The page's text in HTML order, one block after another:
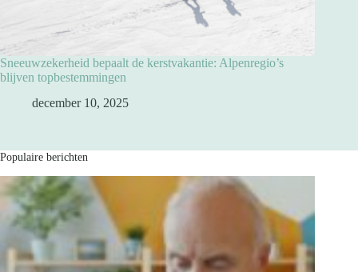
Sneeuwzekerheid bepaalt de kerstvakantie: Alpenregio’s
blijven topbestemmingen
december 10, 2025
Populaire berichten